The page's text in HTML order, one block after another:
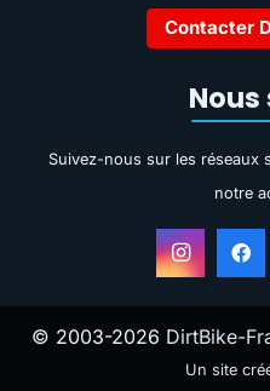
Contacter
Suivez-nous sur les réseaux
notre
© 2003-2026 DirtBike-
Un site